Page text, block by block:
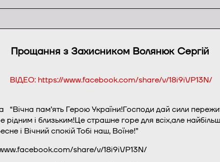
Прощання з Захисником Волянюк Сергій
ВІДЕО: https://www.facebook.com/share/v/18i9iVP13N/
“Вічна пам’ять Герою України!Господи дай сили
рідним і близьким!Це страшне горе для всіх,але
і Вічний спокій Тобі наш, Воїне!”
share/v/18i9iVP13N/